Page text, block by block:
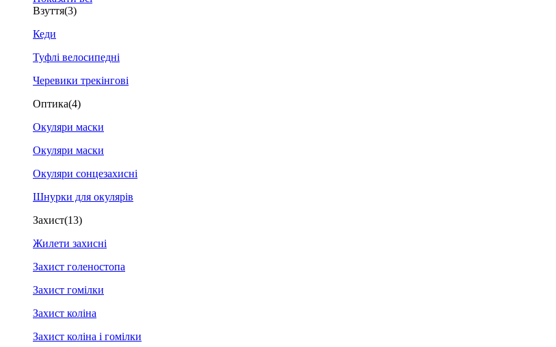
Взуття(3)
Кеди
Туфлі велосипедні
Черевики трекінгові
Оптика(4)
Окуляри маски
Окуляри маски
Окуляри сонцезахисні
Шнурки для окулярів
Захист(13)
Жилети захисні
Захист голеностопа
Захист гомілки
Захист коліна
Захист коліна і гомілки